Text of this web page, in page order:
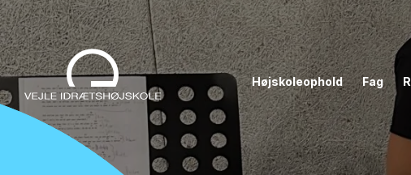
Højskoleophold Fag